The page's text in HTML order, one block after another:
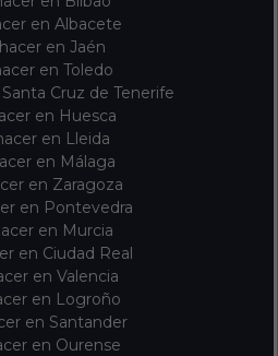
en Albacete
en Jaén
en Toledo
Cruz de Tenerife
en Huesca
en Lleida
en Málaga
en Zaragoza
en Pontevedra
en Murcia
en Ciudad Real
en Valencia
en Logroño
en Santander
en Ourense